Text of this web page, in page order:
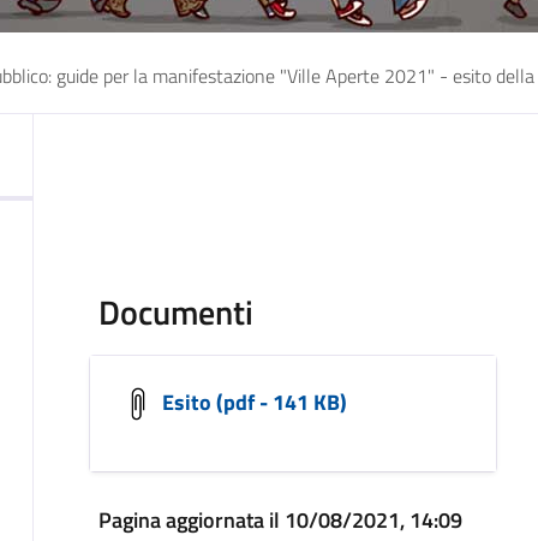
guide per la manifestazione "Ville Aperte 2021" - esito
Documenti
Esito (pdf - 141 KB)
Pagina aggiornata il 10/08/2021, 14:09